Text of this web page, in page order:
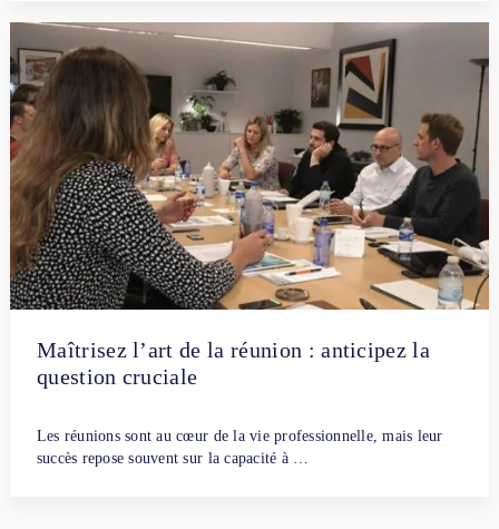
Maîtrisez l’art de la réunion : anticipez la
question cruciale
Les réunions sont au cœur de la vie professionnelle, mais leur
succès repose souvent sur la capacité à …